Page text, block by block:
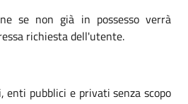
se non già in possesso verrà
richiesta dell'utente.
enti pubblici e privati senza scopo